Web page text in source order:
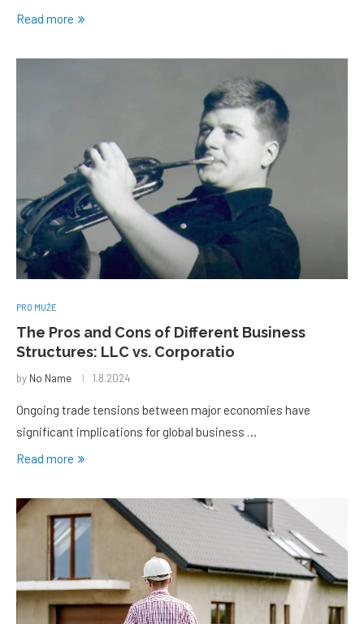
Read more
PRO MUŽE
The Pros and Cons of Different Business
Structures: LLC vs. Corporatio
by No Name 1.8.2024
Ongoing trade tensions between major economies have
significant implications for global business …
Read more